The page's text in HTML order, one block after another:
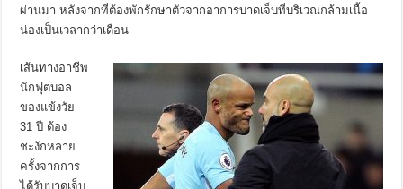
ผ่านมา หลังจากที่ต้องพักรักษาตัวจากอาการบาดเจ็บที่บริเวณกล้ามเนื้อ
น่องเป็นเวลากว่าเดือน
เส้นทางอาชีพ
นักฟุตบอล
ของแข้งวัย
31 ปี ต้อง
ชะงักหลาย
ครั้งจากการ
ได้รับบาดเจ็บ